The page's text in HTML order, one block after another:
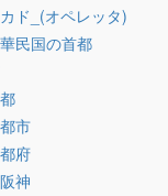
ド_(オペレッタ)
民国の首都
市
府
神